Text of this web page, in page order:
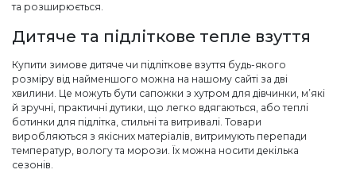
та розширюється.
Дитяче та підліткове тепле взуття
Купити зимове дитяче чи підліткове взуття будь-якого
розміру від найменшого можна на нашому сайті за дві
хвилини. Це можуть бути сапожки з хутром для дівчинки, м’які
й зручні, практичні дутики, що легко вдягаються, або теплі
ботинки для підлітка, стильні та витривалі. Товари
виробляються з якісних матеріалів, витримують перепади
температур, вологу та морози. Їх можна носити декілька
сезонів.